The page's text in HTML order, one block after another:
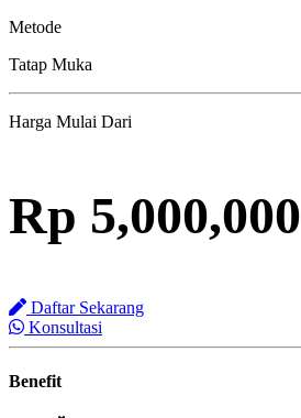
Metode
Tatap Muka
Harga Mulai Dari
Rp 5,000,000
Daftar Sekarang
Konsultasi
Benefit